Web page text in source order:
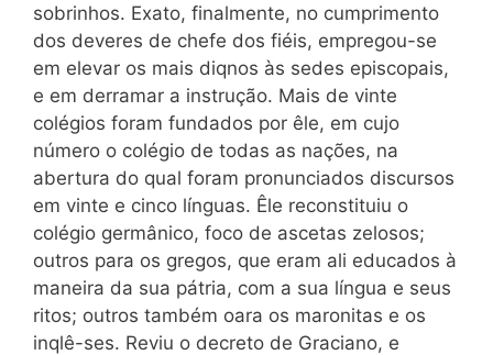
sobrinhos. Exato, finalmente, no cumprimento
dos deveres de chefe dos fiéis, empregou-se
em elevar os mais diqnos às sedes episcopais,
e em derramar a instrução. Mais de vinte
colégios foram fundados por êle, em cujo
número o colégio de todas as nações, na
abertura do qual foram pronunciados discursos
em vinte e cinco línguas. Êle reconstituiu o
colégio germânico, foco de ascetas zelosos;
outros para os gregos, que eram ali educados à
maneira da sua pátria, com a sua língua e seus
ritos; outros também oara os maronitas e os
inqlê-ses. Reviu o decreto de Graciano, e